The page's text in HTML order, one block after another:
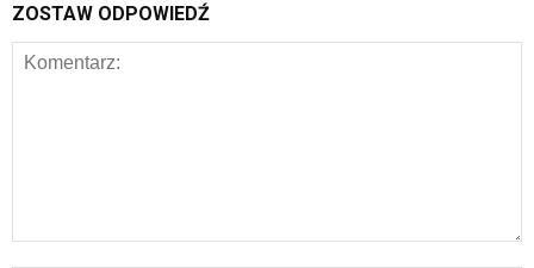
ZOSTAW ODPOWIEDŹ